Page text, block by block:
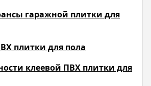
гаражной плитки для
плитки для пола
клеевой ПВХ плитки для